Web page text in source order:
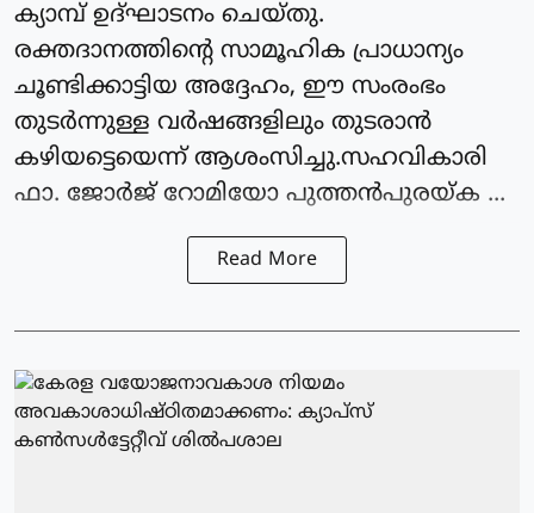
ക്യാമ്പ് ഉദ്ഘാടനം ചെയ്തു.
രക്തദാനത്തിന്റെ സാമൂഹിക പ്രാധാന്യം
ചൂണ്ടിക്കാട്ടിയ അദ്ദേഹം, ഈ സംരംഭം
തുടർന്നുള്ള വർഷങ്ങളിലും തുടരാൻ
കഴിയട്ടെയെന്ന് ആശംസിച്ചു.സഹവികാരി
ഫാ. ജോർജ് റോമിയോ പുത്തൻപുരയ്ക ...
Read More